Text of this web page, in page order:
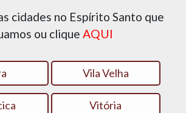
cidades no Espírito Santo que
ou clique AQUI
Vila Velha
Vitória